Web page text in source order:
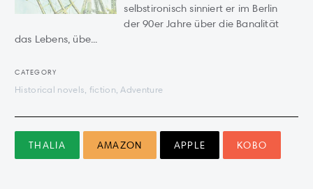
selbstironisch sinniert er im Berlin
der 90er Jahre über die Banalität
das Lebens, übe...
CATEGORY
Historical novels, fiction, Adventure
THALIA AMAZON APPLE KOBO